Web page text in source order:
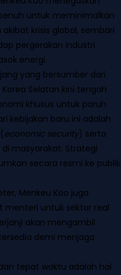
untuk meminimalkan
krisis global, sembari
pergerakan industri
energi.
yang bersumber dari
Selatan kini tengah
khusus untuk paruh
kebijakan baru ini adalah
economic security) serta
masyarakat. Strategi
secara resmi ke publik
Menkeu Koo juga
menteri untuk sektor real
akan mengambil
demi menjaga
tepat waktu adalah hal